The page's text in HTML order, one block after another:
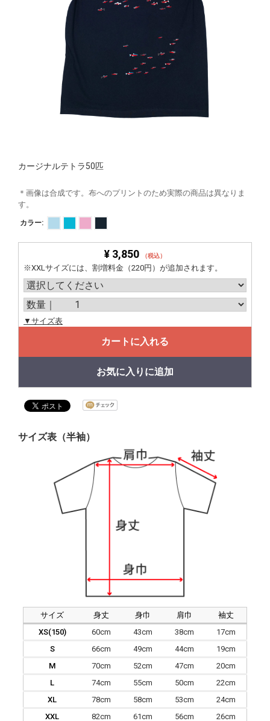
カージナルテトラ50匹
＊画像は合成です。布へのプリントのため実際の商品は異なりま
す。
カラー:
¥ 3,850 （税込）
※XXLサイズには、割増料金（220円）が追加されます。
▼サイズ表
カートに入れる
お気に入りに追加
サイズ表（半袖）
サイズ 身丈 身巾 肩巾
袖丈
XS(150)
60cm 43cm 38cm
17cm
S
66cm 49cm 44cm
19cm
M
70cm 52cm 47cm
20cm
L
74cm 55cm 50cm
22cm
XL
78cm 58cm 53cm
24cm
XXL
82cm 61cm 56cm 26cm